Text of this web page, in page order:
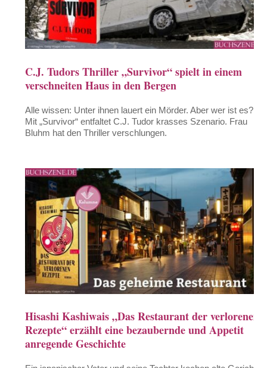
C.J. Tudors Thriller „Survivor“ spielt in einem
verschneiten Haus in den Bergen
Alle wissen: Unter ihnen lauert ein Mörder. Aber wer ist es?
Mit „Survivor“ entfaltet C.J. Tudor krasses Szenario. Frau
Bluhm hat den Thriller verschlungen.
Hisashi Kashiwais „Das Restaurant der verlorenen
Rezepte“ erzählt eine bezaubernde und Appetit
anregende Geschichte